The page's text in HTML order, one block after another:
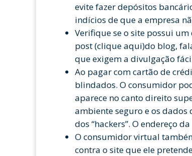
evite fazer depósitos
indícios de que a empresa
Verifique se o site possui
post (clique aqui)do blog,
que exigem a divulgação
Ao pagar com cartão de
blindados. O consumidor
aparece no canto direito
ambiente seguro e os
dos “hackers”. O endereço
O consumidor virtual
contra o site que ele